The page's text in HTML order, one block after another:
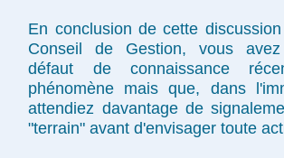
En conclusion de cette
Conseil de Gestion, vous
défaut de connaissance
phénomène mais que, dans
attendiez davantage de
"terrain" avant d'envisager toute